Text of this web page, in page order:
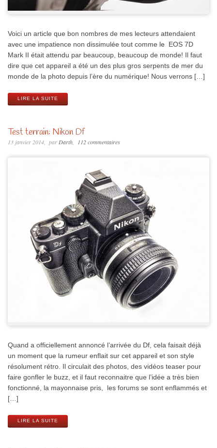
Voici un article que bon nombres de mes lecteurs attendaient
avec une impatience non dissimulée tout comme le EOS 7D
Mark II était attendu par beaucoup, beaucoup de monde! Il faut
dire que cet appareil a été un des plus gros serpents de mer du
monde de la photo depuis l’ère du numérique! Nous verrons […]
LIRE LA SUITE
Test terrain: Nikon Df
13 janvier 2014 par Darth 112 commentaires
Quand a officiellement annoncé l’arrivée du Df, cela faisait déjà
un moment que la rumeur enflait sur cet appareil et son style
résolument rétro. Il circulait des photos, des vidéos teaser pour
faire gonfler le buzz, et il faut reconnaitre que l’idée a très bien
fonctionné, la mayonnaise pris, les forums se sont enflammés et
[…]
LIRE LA SUITE